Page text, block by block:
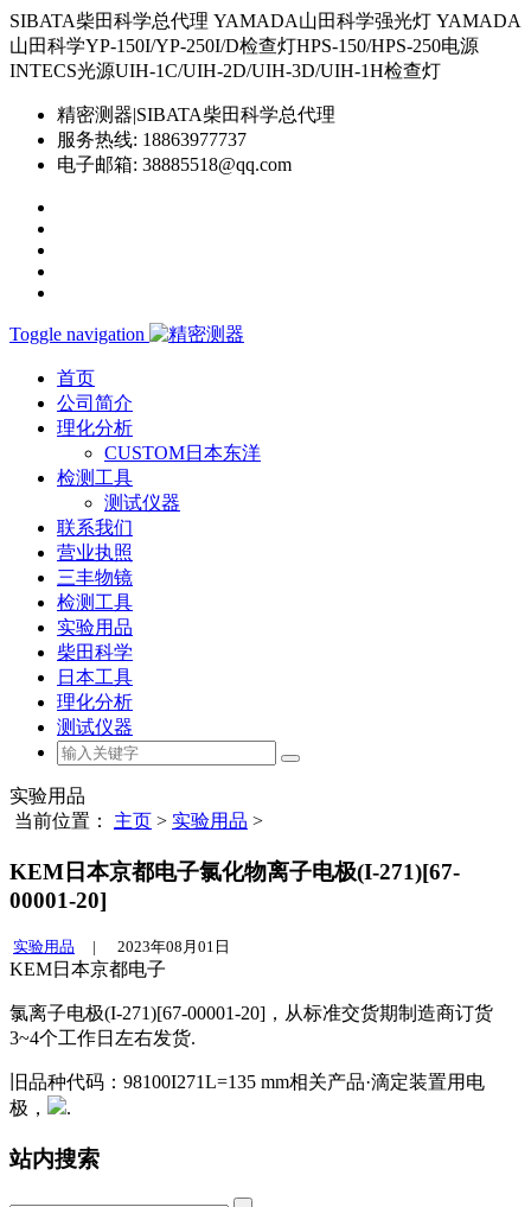
SIBATA柴田科学总代理 YAMADA山田科学强光灯 YAMADA
山田科学YP-150I/YP-250I/D检查灯HPS-150/HPS-250电源
INTECS光源UIH-1C/UIH-2D/UIH-3D/UIH-1H检查灯
精密测器|SIBATA柴田科学总代理
服务热线: 18863977737
电子邮箱: 38885518@qq.com
Toggle navigation
首页
公司简介
理化分析
CUSTOM日本东洋
检测工具
测试仪器
联系我们
营业执照
三丰物镜
检测工具
实验用品
柴田科学
日本工具
理化分析
测试仪器
实验用品
当前位置： 主页 > 实验用品 >
KEM日本京都电子氯化物离子电极(I-271)[67-
00001-20]
实验用品 | 2023年08月01日
KEM日本京都电子
氯离子电极(I-271)[67-00001-20]，从标准交货期制造商订货
3~4个工作日左右发货.
旧品种代码：98100I271L=135 mm相关产品·滴定装置用电
极，
.
站内搜索